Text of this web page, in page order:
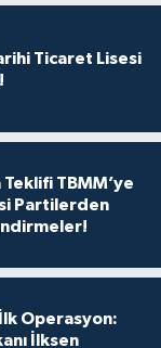
Ticaret Lisesi
TBMM’ye
Partilerden
Operasyon:
İlksen